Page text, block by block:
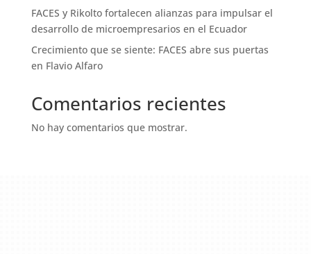
FACES y Rikolto fortalecen alianzas para impulsar el
desarrollo de microempresarios en el Ecuador
Crecimiento que se siente: FACES abre sus puertas
en Flavio Alfaro
Comentarios recientes
No hay comentarios que mostrar.